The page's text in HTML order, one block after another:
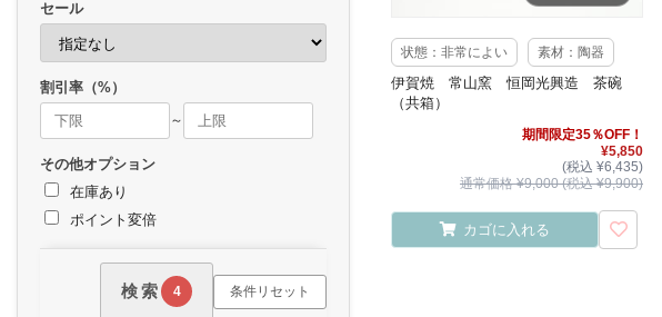
セール
割引率（%）
～
その他オプション
在庫あり
ポイント変倍
検索 4 条件リセット
状態：非常によい 素材：陶器
伊賀焼 常山窯 恒岡光興造 茶碗
（共箱）
期間限定35％OFF！
¥5,850
(税込 ¥6,435)
通常価格 ¥9,000 (税込 ¥9,900)
カゴに入れる